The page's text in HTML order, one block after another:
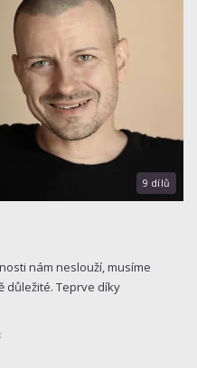
9 dílů
nám neslouží, musíme
důležité. Teprve díky